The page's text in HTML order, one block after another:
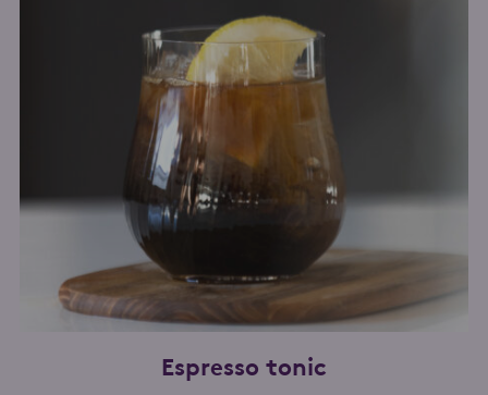
Espresso tonic